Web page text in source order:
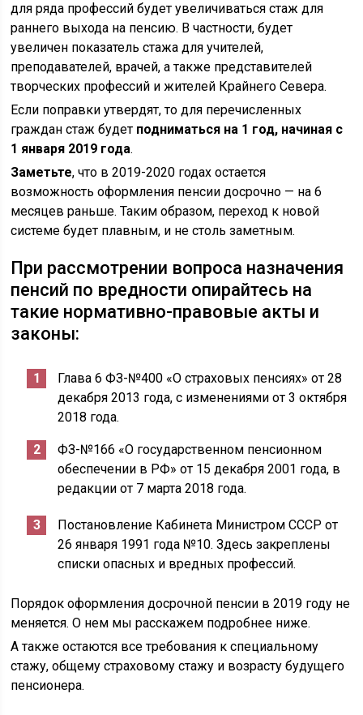
для ряда профессий будет увеличиваться стаж для
раннего выхода на пенсию. В частности, будет
увеличен показатель стажа для учителей,
преподавателей, врачей, а также представителей
творческих профессий и жителей Крайнего Севера.
Если поправки утвердят, то для перечисленных
граждан стаж будет подниматься на 1 год, начиная с
1 января 2019 года.
Заметьте, что в 2019-2020 годах остается
возможность оформления пенсии досрочно — на 6
месяцев раньше. Таким образом, переход к новой
системе будет плавным, и не столь заметным.
При рассмотрении вопроса назначения
пенсий по вредности опирайтесь на
такие нормативно-правовые акты и
законы:
Глава 6 ФЗ-№400 «О страховых пенсиях» от 28
декабря 2013 года, с изменениями от 3 октября
2018 года.
ФЗ-№166 «О государственном пенсионном
обеспечении в РФ» от 15 декабря 2001 года, в
редакции от 7 марта 2018 года.
Постановление Кабинета Министром СССР от
26 января 1991 года №10. Здесь закреплены
списки опасных и вредных профессий.
Порядок оформления досрочной пенсии в 2019 году не
меняется. О нем мы расскажем подробнее ниже.
А также остаются все требования к специальному
стажу, общему страховому стажу и возрасту будущего
пенсионера.